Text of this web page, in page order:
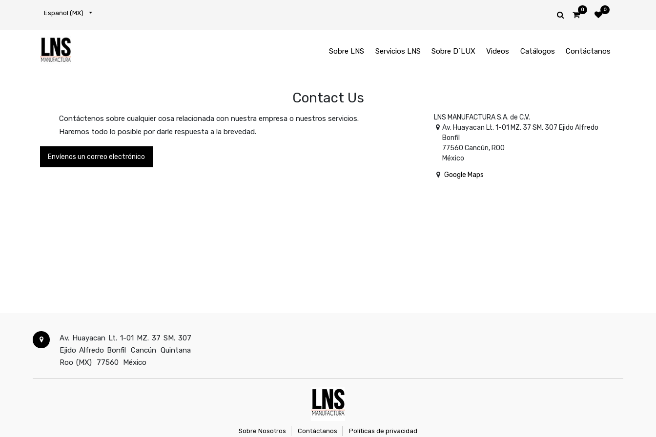
Español (MX) 0 0
Sobre LNS Servicios LNS Sobre D´LUX Videos Catálogos Contáctanos
Contact Us
Contáctenos sobre cualquier cosa relacionada con nuestra empresa o nuestros servicios.
Haremos todo lo posible por darle respuesta a la brevedad.
Envíenos un correo electrónico
LNS MANUFACTURA S.A. de C.V.
Av. Huayacan Lt. 1-01 MZ. 37 SM. 307 Ejido Alfredo
Bonfil
77560 Cancún, ROO
México
Google Maps
Av. Huayacan Lt. 1-01 MZ. 37 SM. 307
Ejido Alfredo Bonfil Cancún Quintana
Roo (MX)
77560 México
Sobre Nosotros Contáctanos Políticas de privacidad